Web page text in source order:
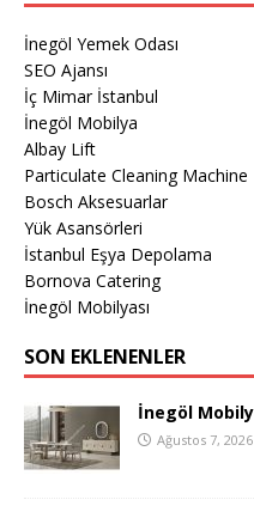
İnegöl Yemek Odası
SEO Ajansı
İç Mimar İstanbul
İnegöl Mobilya
Albay Lift
Particulate Cleaning Machine
Bosch Aksesuarlar
Yük Asansörleri
İstanbul Eşya Depolama
Bornova Catering
İnegöl Mobilyası
SON EKLENENLER
İnegöl
Ağustos 7, 2026